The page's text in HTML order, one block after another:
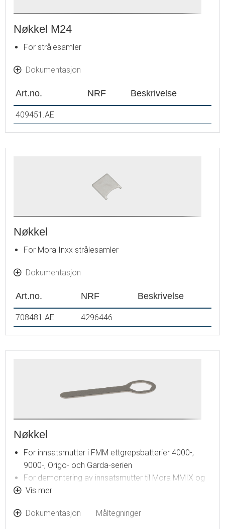
Nøkkel M24
For strålesamler
Dokumentasjon
Art.no. NRF Beskrivelse
409451.AE
Nøkkel
For Mora Inxx strålesamler
Dokumentasjon
Art.no. NRF Beskrivelse
708481.AE 4296446
Nøkkel
For innsatsmutter i FMM ettgrepsbatterier 4000-,
9000-, Origo- och Garda-serien
For demontering av innsatsmutter til Mora MMIX og
Cera kjøkkenbatteri med lav tut
Vis mer
Dokumentasjon Måltegninger